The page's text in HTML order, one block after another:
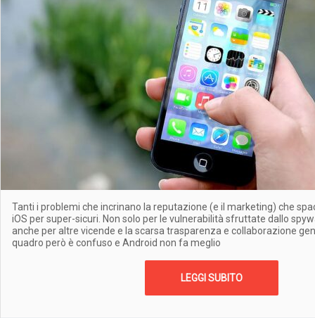
Tanti i problemi che incrinano la reputazione (e il marketing) che
iOS per super-sicuri. Non solo per le vulnerabilità sfruttate dallo
anche per altre vicende e la scarsa trasparenza e collaborazione
quadro però è confuso e Android non fa meglio
LEGGI SUBITO